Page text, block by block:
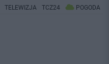
TELEWIZJA TCZ24 POGODA